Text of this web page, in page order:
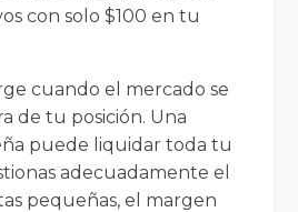
con solo $100 en tu
cuando el mercado se
de tu posición. Una
puede liquidar toda tu
adecuadamente el
pequeñas, el margen